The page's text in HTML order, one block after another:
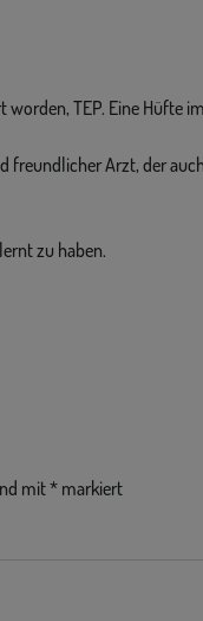
TEP. Eine Hüfte
freundlicher Arzt, der
zu haben.
mit* markiert